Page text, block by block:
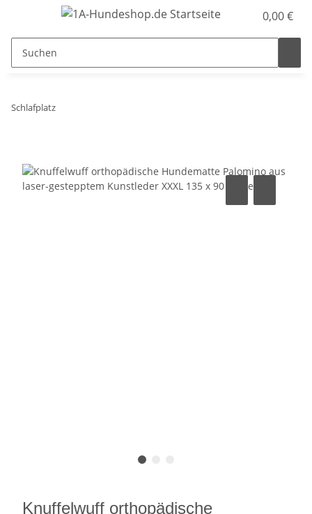
0,00 €
Schlafplatz
Knuffelwuff orthopädische